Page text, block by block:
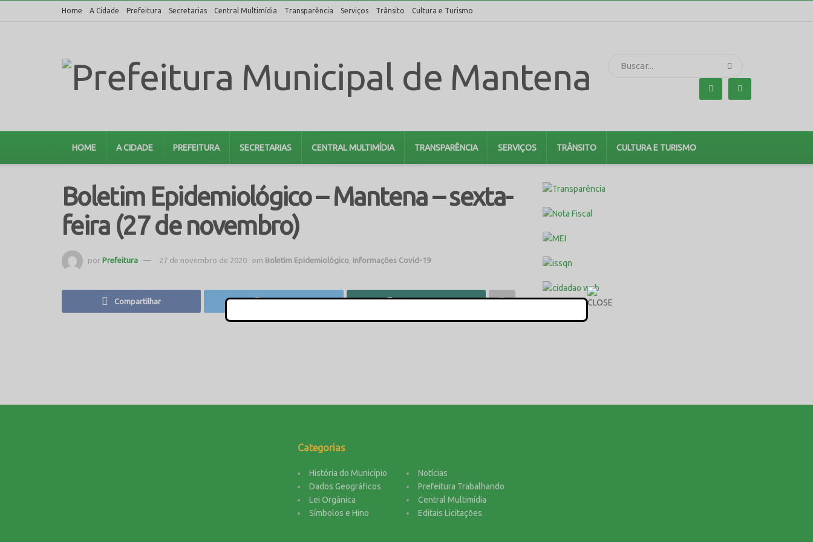
Home A Cidade Prefeitura Secretarias Central Multimídia Transparência Serviços Trânsito Cultura e Turismo
HOME A CIDADE PREFEITURA SECRETARIAS CENTRAL MULTIMÍDIA TRANSPARÊNCIA SERVIÇOS TRÂNSITO CULTURA E TURISMO
Boletim Epidemiológico – Mantena – sexta-
feira (27 de novembro)
por Prefeitura 27 de novembro de 2020 em Boletim Epidemiológico Informações Covid-19
Compartilhar Twittar Compartilhar
Categorias
História do Município
Dados Geográficos
Lei Orgânica
Símbolos e Hino
Notícias
Prefeitura Trabalhando
Central Multimídia
Editais Licitações